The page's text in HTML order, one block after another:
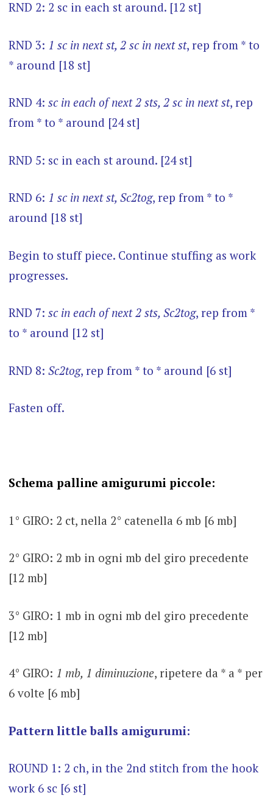
RND 2: 2 sc in each st around. [12 st]
RND 3: 1 sc in next st, 2 sc in next st, rep from * to
* around [18 st]
RND 4: sc in each of next 2 sts, 2 sc in next st, rep
from * to * around [24 st]
RND 5: sc in each st around. [24 st]
RND 6: 1 sc in next st, Sc2tog, rep from * to *
around [18 st]
Begin to stuff piece. Continue stuffing as work
progresses.
RND 7: sc in each of next 2 sts, Sc2tog, rep from *
to * around [12 st]
RND 8: Sc2tog, rep from * to * around [6 st]
Fasten off.
Schema palline amigurumi piccole:
1° GIRO: 2 ct, nella 2° catenella 6 mb [6 mb]
2° GIRO: 2 mb in ogni mb del giro precedente
[12 mb]
3° GIRO: 1 mb in ogni mb del giro precedente
[12 mb]
4° GIRO: 1 mb, 1 diminuzione, ripetere da * a * per
6 volte [6 mb]
Pattern little balls amigurumi:
ROUND 1: 2 ch, in the 2nd stitch from the hook
work 6 sc [6 st]